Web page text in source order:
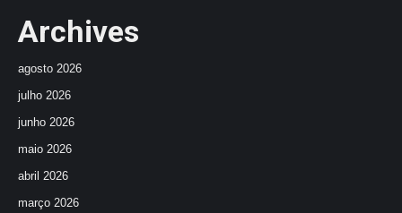
Archives
agosto 2026
julho 2026
junho 2026
maio 2026
abril 2026
março 2026